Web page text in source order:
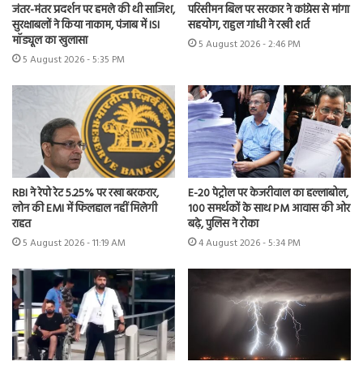
जंतर-मंतर प्रदर्शन पर हमले की थी साजिश,
सुरक्षाबलों ने किया नाकाम, पंजाब में ISI
मॉड्यूल का खुलासा
5 August 2026 - 5:35 PM
परिसीमन बिल पर सरकार ने कांग्रेस से मांगा
सहयोग, राहुल गांधी ने रखी शर्त
5 August 2026 - 2:46 PM
RBI ने रेपो रेट 5.25% पर रखा बरकरार,
लोन की EMI में फिलहाल नहीं मिलेगी
राहत
5 August 2026 - 11:19 AM
E-20 पेट्रोल पर केजरीवाल का हल्लाबोल,
100 समर्थकों के साथ PM आवास की ओर
बढ़े, पुलिस ने रोका
4 August 2026 - 5:34 PM